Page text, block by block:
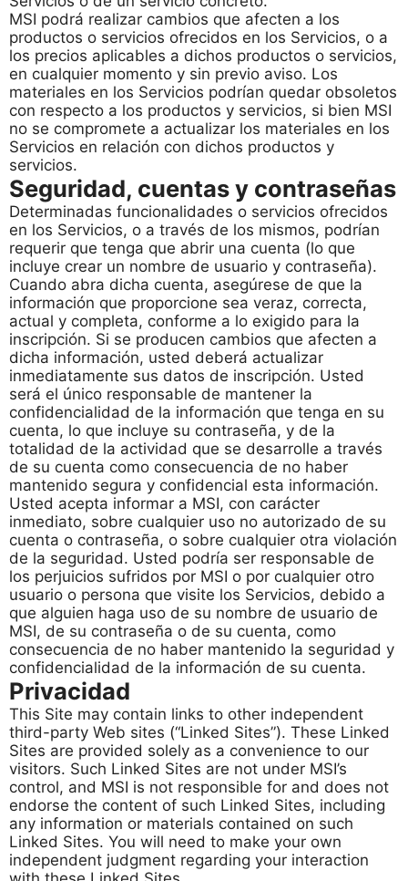
MSI podrá realizar cambios que afecten a los
productos o servicios ofrecidos en los Servicios, o a
los precios aplicables a dichos productos o servicios,
en cualquier momento y sin previo aviso. Los
materiales en los Servicios podrían quedar obsoletos
con respecto a los productos y servicios, si bien MSI
no se compromete a actualizar los materiales en los
Servicios en relación con dichos productos y
servicios.
Seguridad, cuentas y contraseñas
Determinadas funcionalidades o servicios ofrecidos
en los Servicios, o a través de los mismos, podrían
requerir que tenga que abrir una cuenta (lo que
incluye crear un nombre de usuario y contraseña).
Cuando abra dicha cuenta, asegúrese de que la
información que proporcione sea veraz, correcta,
actual y completa, conforme a lo exigido para la
inscripción. Si se producen cambios que afecten a
dicha información, usted deberá actualizar
inmediatamente sus datos de inscripción. Usted
será el único responsable de mantener la
confidencialidad de la información que tenga en su
cuenta, lo que incluye su contraseña, y de la
totalidad de la actividad que se desarrolle a través
de su cuenta como consecuencia de no haber
mantenido segura y confidencial esta información.
Usted acepta informar a MSI, con carácter
inmediato, sobre cualquier uso no autorizado de su
cuenta o contraseña, o sobre cualquier otra violación
de la seguridad. Usted podría ser responsable de
los perjuicios sufridos por MSI o por cualquier otro
usuario o persona que visite los Servicios, debido a
que alguien haga uso de su nombre de usuario de
MSI, de su contraseña o de su cuenta, como
consecuencia de no haber mantenido la seguridad y
confidencialidad de la información de su cuenta.
Privacidad
This Site may contain links to other independent
third-party Web sites (“Linked Sites”). These Linked
Sites are provided solely as a convenience to our
visitors. Such Linked Sites are not under MSI’s
control, and MSI is not responsible for and does not
endorse the content of such Linked Sites, including
any information or materials contained on such
Linked Sites. You will need to make your own
independent judgment regarding your interaction